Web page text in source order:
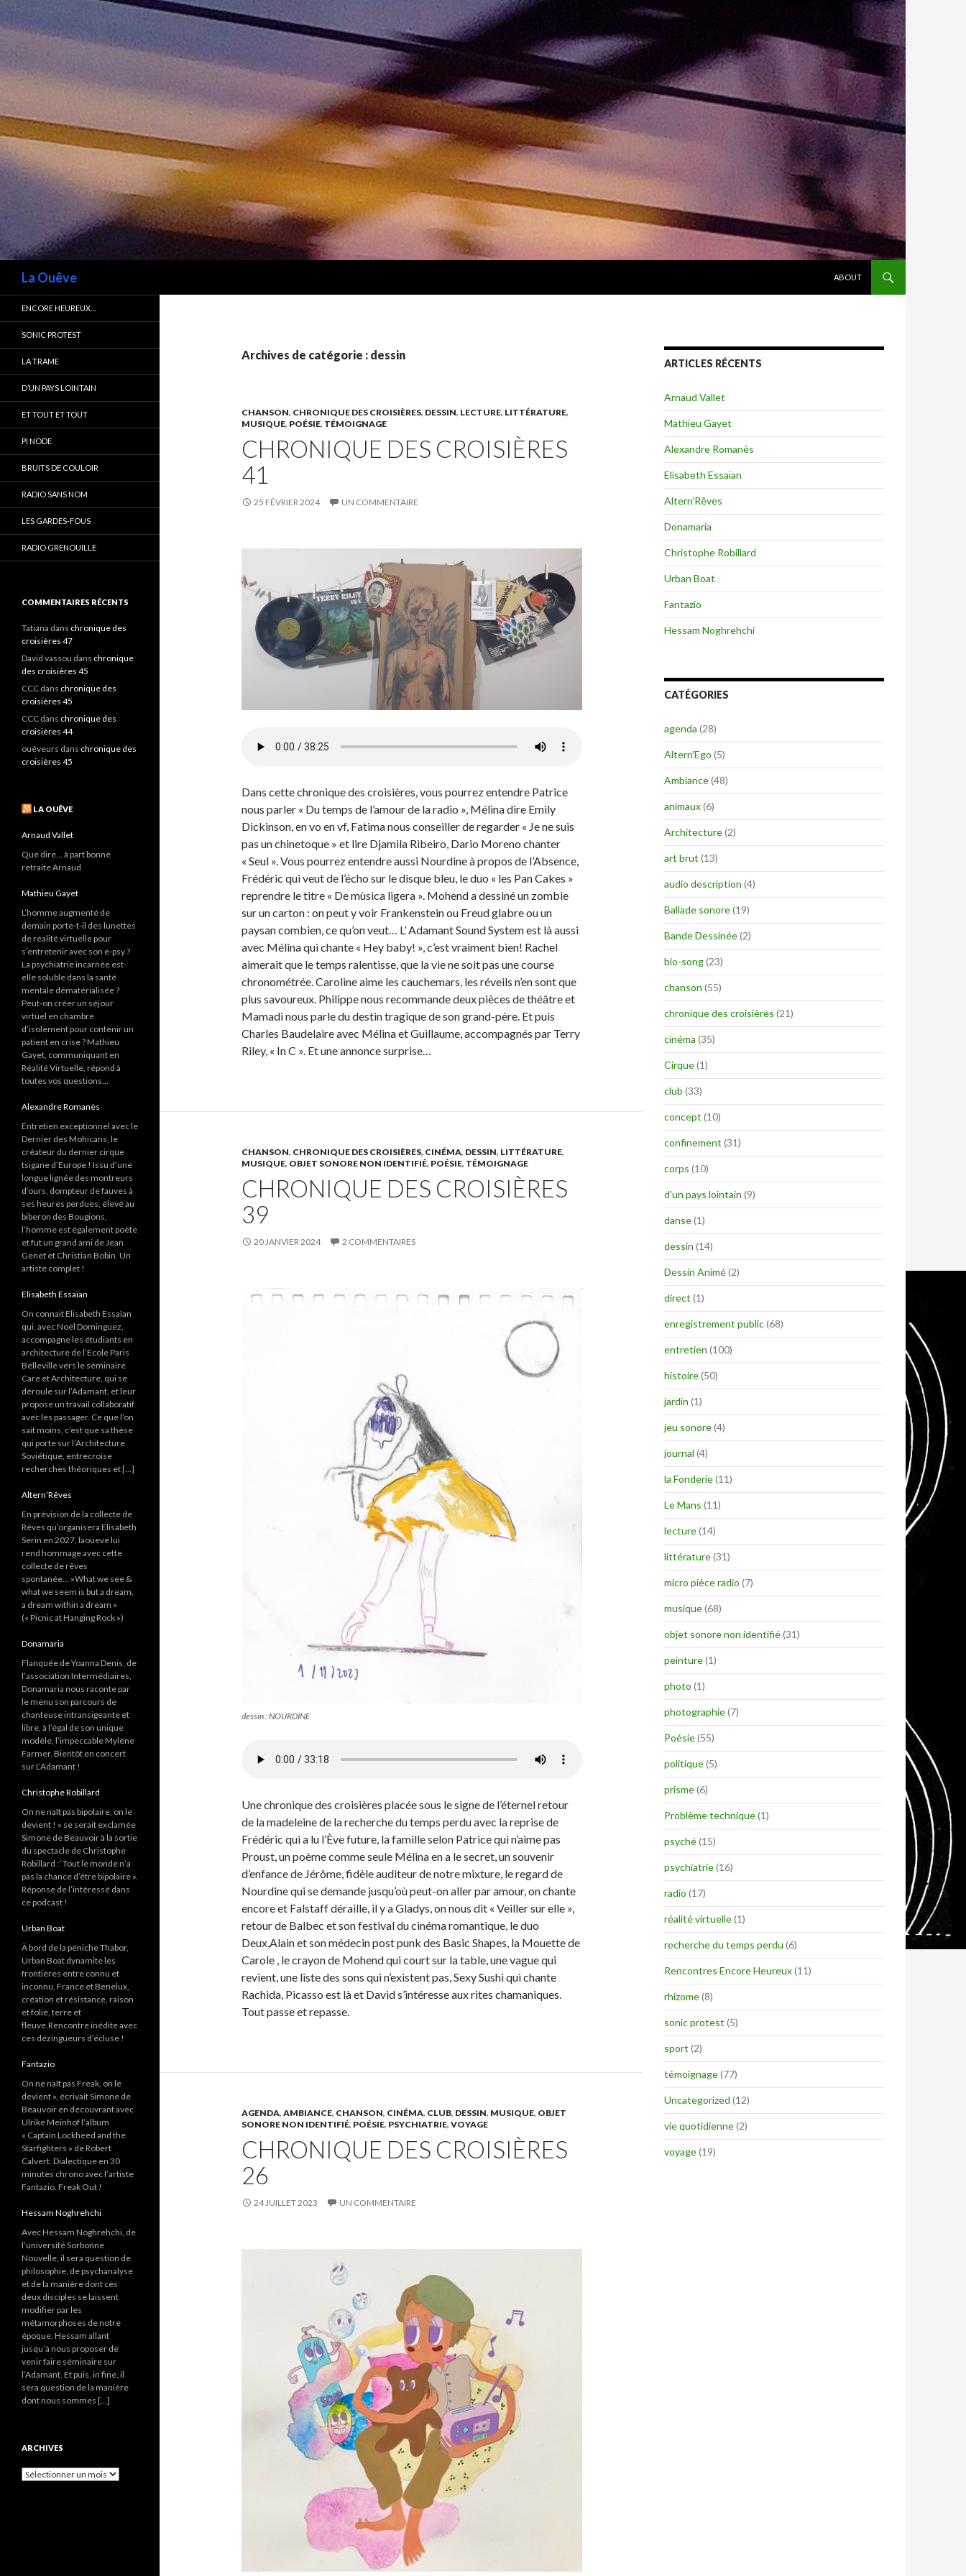
La Ouêve
ABOUT
Archives de catégorie : dessin
CHANSON, CHRONIQUE DES CROISIÈRES, DESSIN, LECTURE, LITTÉRATURE,
MUSIQUE, POÉSIE, TÉMOIGNAGE
CHRONIQUE DES CROISIÈRES
41
25 FÉVRIER 2024 UN COMMENTAIRE
Dans cette chronique des croisières, vous pourrez entendre Patrice
nous parler « Du temps de l’amour de la radio », Mélina dire Emily
Dickinson, en vo en vf, Fatima nous conseiller de regarder « Je ne suis
pas un chinetoque » et lire Djamila Ribeiro, Dario Moreno chanter
« Seul ». Vous pourrez entendre aussi Nourdine à propos de l’Absence,
Frédéric qui veut de l’écho sur le disque bleu, le duo « les Pan Cakes »
reprendre le titre « De mùsica ligera ». Mohend a dessiné un zombie
sur un carton : on peut y voir Frankenstein ou Freud glabre ou un
paysan combien, ce qu’on veut… L’ Adamant Sound System est là aussi
avec Mélina qui chante « Hey baby! », c’est vraiment bien! Rachel
aimerait que le temps ralentisse, que la vie ne soit pas une course
chronométrée. Caroline aime les cauchemars, les réveils n’en sont que
plus savoureux. Philippe nous recommande deux pièces de théâtre et
Mamadi nous parle du destin tragique de son grand-père. Et puis
Charles Baudelaire avec Mélina et Guillaume, accompagnés par Terry
Riley, « In C ». Et une annonce surprise…
CHANSON, CHRONIQUE DES CROISIÈRES, CINÉMA, DESSIN, LITTÉRATURE,
MUSIQUE, OBJET SONORE NON IDENTIFIÉ, POÉSIE, TÉMOIGNAGE
CHRONIQUE DES CROISIÈRES
39
20 JANVIER 2024 2 COMMENTAIRES
dessin : NOURDINE
Une chronique des croisières placée sous le signe de l’éternel retour
de la madeleine de la recherche du temps perdu avec la reprise de
Frédéric qui a lu l’Ève future, la famille selon Patrice qui n’aime pas
Proust, un poème comme seule Mélina en a le secret, un souvenir
d’enfance de Jérôme, fidèle auditeur de notre mixture, le regard de
Nourdine qui se demande jusqu’où peut-on aller par amour, on chante
encore et Falstaff déraille, il y a Gladys, on nous dit « Veiller sur elle »,
retour de Balbec et son festival du cinéma romantique, le duo
Deux,Alain et son médecin post punk des Basic Shapes, la Mouette de
Carole , le crayon de Mohend qui court sur la table, une vague qui
revient, une liste des sons qui n’existent pas, Sexy Sushi qui chante
Rachida, Picasso est là et David s’intéresse aux rites chamaniques.
Tout passe et repasse.
AGENDA, AMBIANCE, CHANSON, CINÉMA, CLUB, DESSIN, MUSIQUE, OBJET
SONORE NON IDENTIFIÉ, POÉSIE, PSYCHIATRIE, VOYAGE
CHRONIQUE DES CROISIÈRES
26
24 JUILLET 2023 UN COMMENTAIRE
ARTICLES RÉCENTS
Arnaud Vallet
Mathieu Gayet
Alexandre Romanès
Elisabeth Essaïan
Altern’Rêves
Donamaria
Christophe Robillard
Urban Boat
Fantazio
Hessam Noghrehchi
CATÉGORIES
agenda (28)
Altern'Ego (5)
Ambiance(48)
animaux(6)
Architecture(2)
art brut (13)
audio description (4)
Ballade sonore(19)
Bande Dessinée(2)
bio-song(23)
chanson (55)
chronique des croisières (21)
cinéma (35)
Cirque(1)
club (33)
concept (10)
confinement (31)
corps (10)
d'un pays lointain (9)
danse(1)
dessin (14)
Dessin Animé(2)
direct (1)
enregistrement public(68)
entretien (100)
histoire(50)
jardin (1)
jeu sonore(4)
journal (4)
la Fonderie(11)
Le Mans (11)
lecture(14)
littérature(31)
micro pièce radio (7)
musique(68)
objet sonore non identifié(31)
peinture(1)
photo (1)
photographie(7)
Poésie(55)
politique(5)
prisme(6)
Problème technique(1)
psyché(15)
psychiatrie(16)
radio (17)
réalité virtuelle(1)
recherche du temps perdu (6)
Rencontres Encore Heureux(11)
rhizome(8)
sonic protest (5)
sport (2)
témoignage(77)
Uncategorized (12)
vie quotidienne(2)
voyage(19)
ENCORE HEUREUX…
SONIC PROTEST
LA TRAME
D’UN PAYS LOINTAIN
ET TOUT ET TOUT
PI NODE
BRUITS DE COULOIR
RADIO SANS NOM
LES GARDES-FOUS
RADIO GRENOUILLE
COMMENTAIRES RÉCENTS
Tatiana dans chronique des
croisières 47
David vassou dans chronique
des croisières 45
CCC dans chronique des
croisières 45
CCC dans chronique des
croisières 44
ouêveurs dans chronique des
croisières 45
LA OUÊVE
Arnaud Vallet
Que dire… à part bonne
retraite Arnaud
Mathieu Gayet
L’homme augmenté de
demain porte-t-il des lunettes
de réalité virtuelle pour
s’entretenir avec son e-psy ?
La psychiatrie incarnée est-
elle soluble dans la santé
mentale dématérialisée ?
Peut-on créer un séjour
virtuel en chambre
d’isolement pour contenir un
patient en crise ? Mathieu
Gayet, communiquant en
Réalité Virtuelle, répond à
toutes vos questions…
Alexandre Romanès
Entretien exceptionnel avec le
Dernier des Mohicans, le
créateur du dernier cirque
tsigane d’Europe ! Issu d’une
longue lignée des montreurs
d’ours, dompteur de fauves à
ses heures perdues, élevé au
biberon des Bougions,
l’homme est également poète
et fut un grand ami de Jean
Genet et Christian Bobin. Un
artiste complet !
Elisabeth Essaïan
On connait Elisabeth Essaïan
qui, avec Noël Dominguez,
accompagne les étudiants en
architecture de l’Ecole Paris
Belleville vers le séminaire
Care et Architecture, qui se
déroule sur l’Adamant, et leur
propose un travail collaboratif
avec les passager. Ce que l’on
sait moins, c’est que sa thèse
qui porte sur l’Architecture
Soviétique, entrecroise
recherches théoriques et […]
Altern’Rêves
En prévision de la collecte de
Rêves qu’organisera Elisabeth
Serin en 2027, laoueve lui
rend hommage avec cette
collecte de rêves
spontanée… »What we see &
what we seem is but a dream,
a dream within a dream »
(« Picnic at Hanging Rock »)
Donamaria
Flanquée de Yoanna Denis, de
l’association Intermédiaires,
Donamaria nous raconte par
le menu son parcours de
chanteuse intransigeante et
libre, à l’égal de son unique
modèle, l’impeccable Mylène
Farmer. Bientôt en concert
sur L’Adamant !
Christophe Robillard
On ne naît pas bipolaire, on le
devient ! » se serait exclamée
Simone de Beauvoir à la sortie
du spectacle de Christophe
Robillard : ‘Tout le monde n’a
pas la chance d’être bipolaire ».
Réponse de l’intéressé dans
ce podcast !
Urban Boat
À bord de la péniche Thabor,
Urban Boat dynamite les
frontières entre connu et
inconnu, France et Benelux,
création et résistance, raison
et folie, terre et
fleuve.Rencontre inédite avec
ces dézingueurs d’écluse !
Fantazio
On ne naît pas Freak, on le
devient », écrivait Simone de
Beauvoir en découvrant avec
Ulrike Meinhof l’album
« Captain Lockheed and the
Starfighters » de Robert
Calvert. Dialectique en 30
minutes chrono avec l’artiste
Fantazio. Freak Out !
Hessam Noghrehchi
Avec Hessam Noghrehchi, de
l’université Sorbonne
Nouvelle, il sera question de
philosophie, de psychanalyse
et de la manière dont ces
deux disciples se laissent
modifier par les
métamorphoses de notre
époque. Hessam allant
jusqu’à nous proposer de
venir faire séminaire sur
l’Adamant. Et puis, in fine, il
sera question de la manière
dont nous sommes […]
ARCHIVES
A